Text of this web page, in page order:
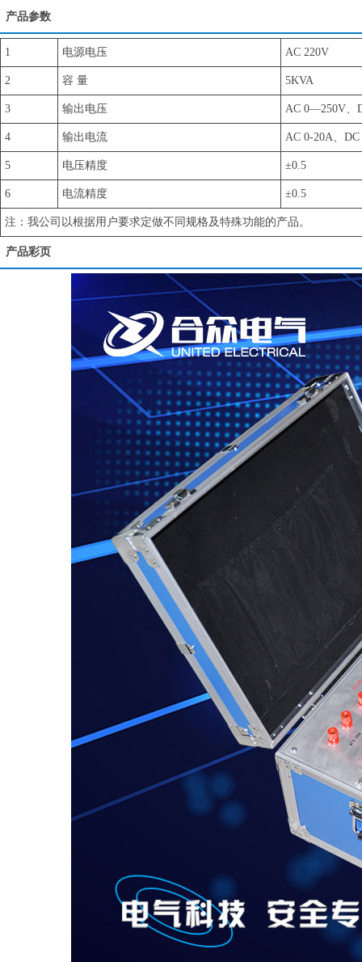
产品参数
1 电源电压 AC 220V
2 容 量 5KVA
3 输出电压 AC 0—250V、
4 输出电流 AC 0-20A、
5 电压精度 ±0.5
6 电流精度 ±0.5
注：我公司以根据用户要求定做不同规格及特殊功能的产品。
产品彩页